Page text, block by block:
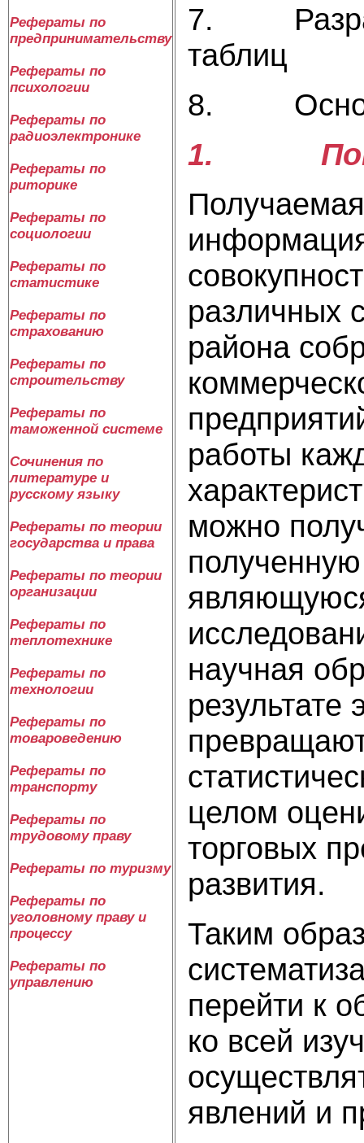
Рефераты по
предпринимательству
Рефераты по
психологии
Рефераты по
радиоэлектронике
Рефераты по
риторике
Рефераты по
социологии
Рефераты по
статистике
Рефераты по
страхованию
Рефераты по
строительству
Рефераты по
таможенной системе
Сочинения по
литературе и
русскому языку
Рефераты по теории
государства и права
Рефераты по теории
организации
Рефераты по
теплотехнике
Рефераты по
технологии
Рефераты по
товароведению
Рефераты по
транспорту
Рефераты по
трудовому праву
Рефераты по туризму
Рефераты по
уголовному праву и
процессу
Рефераты по
управлению
7.
таблиц
8.
1.
различных
района
работы
можно
научная
целом
торговых
развития.
Таким
перейти к
ко всей
явлений и